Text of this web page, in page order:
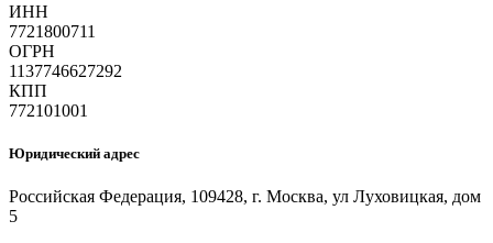
ИНН
7721800711
ОГРН
1137746627292
КПП
772101001
Юридический адрес
Российская Федерация, 109428, г. Москва, ул Луховицкая, дом
5